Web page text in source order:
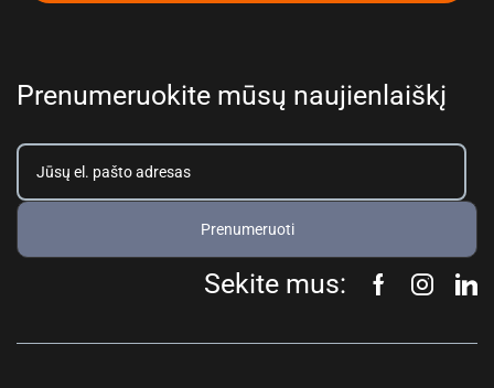
Prenumeruokite mūsų naujienlaiškį
Prenumeruoti
Sekite mus: